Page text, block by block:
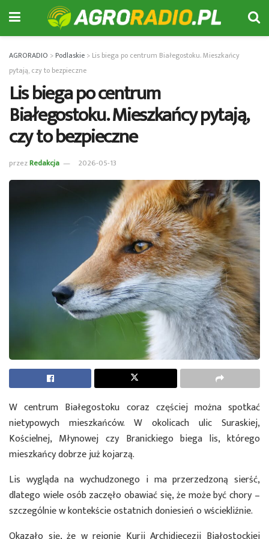
AGRORADIO >Podlaskie > Lis biega po centrum Białegostoku. Mieszkańcy
pytają, czy to bezpieczne
Lis biega po centrum
Białegostoku. Mieszkańcy pytają,
czy to bezpieczne
przezRedakcja 2026-05-13
W centrum Białegostoku coraz częściej można spotkać
nietypowych mieszkańców. W okolicach ulic Suraskiej,
Kościelnej, Młynowej czy Branickiego biega lis, którego
mieszkańcy dobrze już kojarzą.
Lis wygląda na wychudzonego i ma przerzedzoną sierść,
dlatego wiele osób zaczęło obawiać się, że może być chory –
szczególnie w kontekście ostatnich doniesień o wściekliźnie.